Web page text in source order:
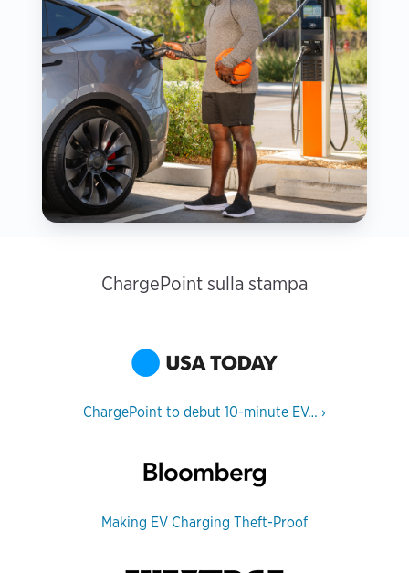
ChargePoint sulla stampa
ChargePoint to debut 10-minute EV… ›
Making EV Charging Theft-Proof